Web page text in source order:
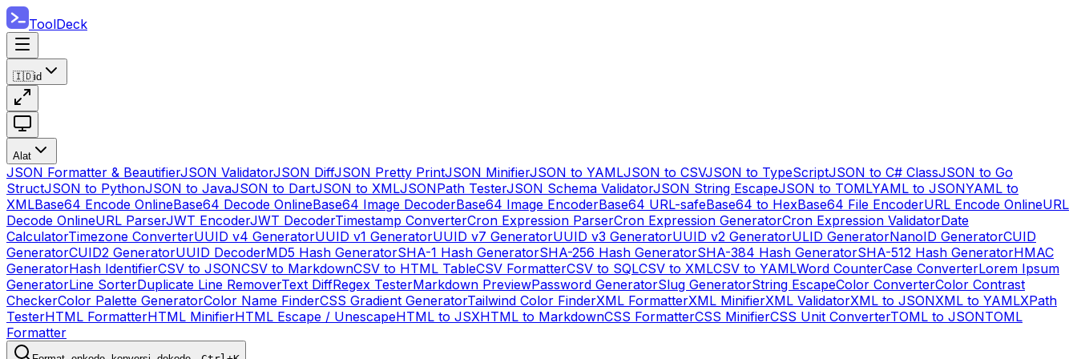
ToolDeck
🇮🇩id
Alat
JSON Formatter & BeautifierJSON ValidatorJSON DiffJSON Pretty PrintJSON MinifierJSON to YAMLJSON to CSVJSON to TypeScriptJSON to C# ClassJSON to Go
StructJSON to PythonJSON to JavaJSON to DartJSON to XMLJSONPath TesterJSON Schema ValidatorJSON String EscapeJSON to TOMLYAML to JSONYAML to
XMLBase64 Encode OnlineBase64 Decode OnlineBase64 Image DecoderBase64 Image EncoderBase64 URL-safeBase64 to HexBase64 File EncoderURL Encode OnlineURL
Decode OnlineURL ParserJWT EncoderJWT DecoderTimestamp ConverterCron Expression ParserCron Expression GeneratorCron Expression ValidatorDate
CalculatorTimezone ConverterUUID v4 GeneratorUUID v1 GeneratorUUID v7 GeneratorUUID v3 GeneratorUUID v2 GeneratorULID GeneratorNanoID GeneratorCUID
GeneratorCUID2 GeneratorUUID DecoderMD5 Hash GeneratorSHA-1 Hash GeneratorSHA-256 Hash GeneratorSHA-384 Hash GeneratorSHA-512 Hash GeneratorHMAC
GeneratorHash IdentifierCSV to JSONCSV to MarkdownCSV to HTML TableCSV FormatterCSV to SQLCSV to XMLCSV to YAMLWord CounterCase ConverterLorem Ipsum
GeneratorLine SorterDuplicate Line RemoverText DiffRegex TesterMarkdown PreviewPassword GeneratorSlug GeneratorString EscapeColor ConverterColor Contrast
CheckerColor Palette GeneratorColor Name FinderCSS Gradient GeneratorTailwind Color FinderXML FormatterXML MinifierXML ValidatorXML to JSONXML to YAMLXPath
TesterHTML FormatterHTML MinifierHTML Escape / UnescapeHTML to JSXHTML to MarkdownCSS FormatterCSS MinifierCSS Unit ConverterTOML to JSONTOML
Formatter